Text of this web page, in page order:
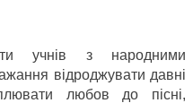
учнів з народними
відроджувати давні
любов до пісні,